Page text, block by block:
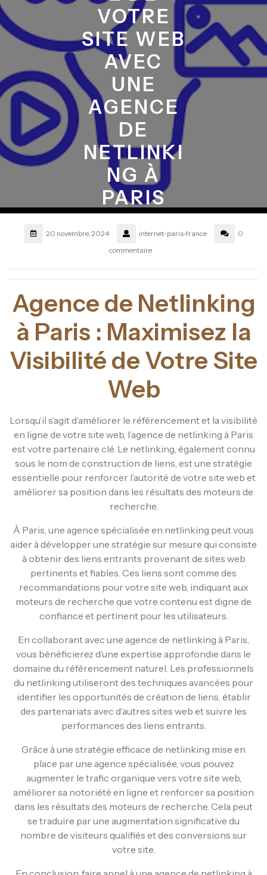
VOTRE
SITE WEB
AVEC
UNE
AGENCE
DE
NETLINKI
NG À
PARIS
20 novembre, 2024 internet-paris-france
0
commentaire
Agence de Netlinking
à Paris : Maximisez la
Visibilité de Votre Site
Web
Lorsqu’il s’agit d’améliorer le référencement et la visibilité
en ligne de votre site web, l’agence de netlinking à Paris
est votre partenaire clé. Le netlinking, également connu
sous le nom de construction de liens, est une stratégie
essentielle pour renforcer l’autorité de votre site web et
améliorer sa position dans les résultats des moteurs de
recherche.
À Paris, une agence spécialisée en netlinking peut vous
aider à développer une stratégie sur mesure qui consiste
à obtenir des liens entrants provenant de sites web
pertinents et fiables. Ces liens sont comme des
recommandations pour votre site web, indiquant aux
moteurs de recherche que votre contenu est digne de
confiance et pertinent pour les utilisateurs.
En collaborant avec une agence de netlinking à Paris,
vous bénéficierez d’une expertise approfondie dans le
domaine du référencement naturel. Les professionnels
du netlinking utiliseront des techniques avancées pour
identifier les opportunités de création de liens, établir
des partenariats avec d’autres sites web et suivre les
performances des liens entrants.
Grâce à une stratégie efficace de netlinking mise en
place par une agence spécialisée, vous pouvez
augmenter le trafic organique vers votre site web,
améliorer sa notoriété en ligne et renforcer sa position
dans les résultats des moteurs de recherche. Cela peut
se traduire par une augmentation significative du
nombre de visiteurs qualifiés et des conversions sur
votre site.